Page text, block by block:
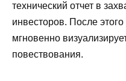
технический отчет в
инвесторов. После
мгновенно
повествования.